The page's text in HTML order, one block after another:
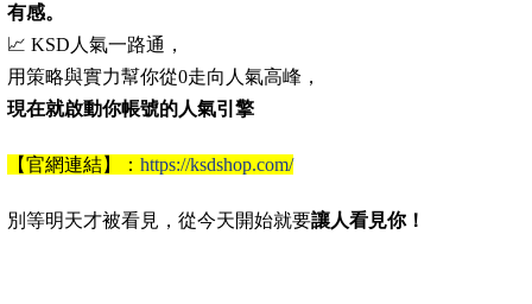
有感。
📈 KSD人氣一路通，
用策略與實力幫你從0走向人氣高峰，
現在就啟動你帳號的人氣引擎
【官網連結】： https://ksdshop.com/
別等明天才被看見，從今天開始就要讓人看見你！